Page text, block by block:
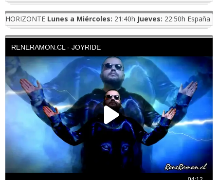
HORIZONTE Lunes a Miércoles: 21:40h Jueves: 22:50h España